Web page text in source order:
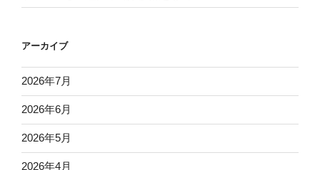
アーカイブ
2026年7月
2026年6月
2026年5月
2026年4月